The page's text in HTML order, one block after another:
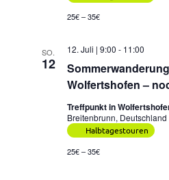
25€ – 35€
SO.
12
Wolfertshofen –
12. Juli | 9:00 - 11:00
Treffpunkt in
Breitenbrunn, Deutschland
Halbtagestouren
25€ – 35€